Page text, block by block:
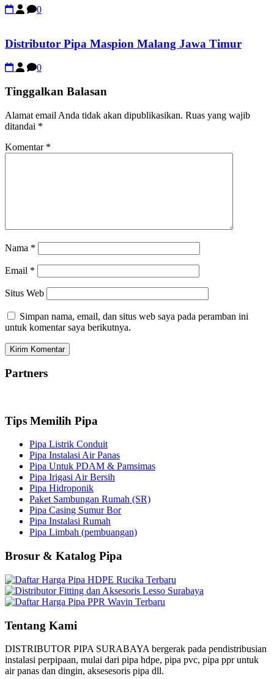
0
Distributor Pipa Maspion Malang Jawa Timur
0
Tinggalkan Balasan
Alamat email Anda tidak akan dipublikasikan. Ruas yang wajib
ditandai *
Komentar *
Nama *
Email *
Situs Web
Simpan nama, email, dan situs web saya pada peramban ini
untuk komentar saya berikutnya.
Partners
Tips Memilih Pipa
Pipa Listrik Conduit
Pipa Instalasi Air Panas
Pipa Untuk PDAM & Pamsimas
Pipa Irigasi Air Bersih
Pipa Hidroponik
Paket Sambungan Rumah (SR)
Pipa Casing Sumur Bor
Pipa Instalasi Rumah
Pipa Limbah (pembuangan)
Brosur & Katalog Pipa
Tentang Kami
DISTRIBUTOR PIPA SURABAYA bergerak pada pendistribusian
instalasi perpipaan, mulai dari pipa hdpe, pipa pvc, pipa ppr untuk
air panas dan dingin, aksesesoris pipa dll.